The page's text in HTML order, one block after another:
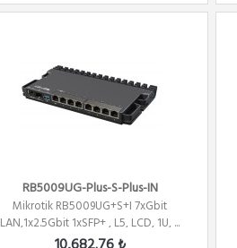
RB5009UG-Plus-S-Plus-IN
Mikrotik RB5009UG+S+I 7xGbit
LAN,1x2.5Gbit 1xSFP+ , L5, LCD, 1U, ...